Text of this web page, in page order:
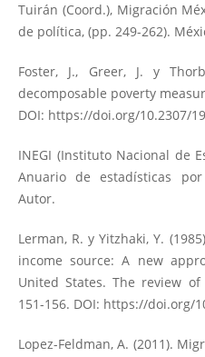
Tuirán (Coord.), Migración
de política, (pp. 249-262).
Foster, J., Greer, J. y
decomposable poverty
DOI: https://doi.org/10.2307/
INEGI (Instituto Nacional de
Anuario de estadísticas
Autor.
Lerman, R. y Yitzhaki, Y.
income source: A new
United States. The review
151-156. DOI: https://doi.org/
Lopez-Feldman, A. (2011).